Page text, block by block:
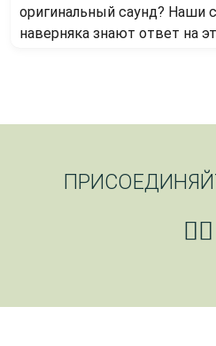
оригинальный саунд? Наши
наверняка знают ответ на